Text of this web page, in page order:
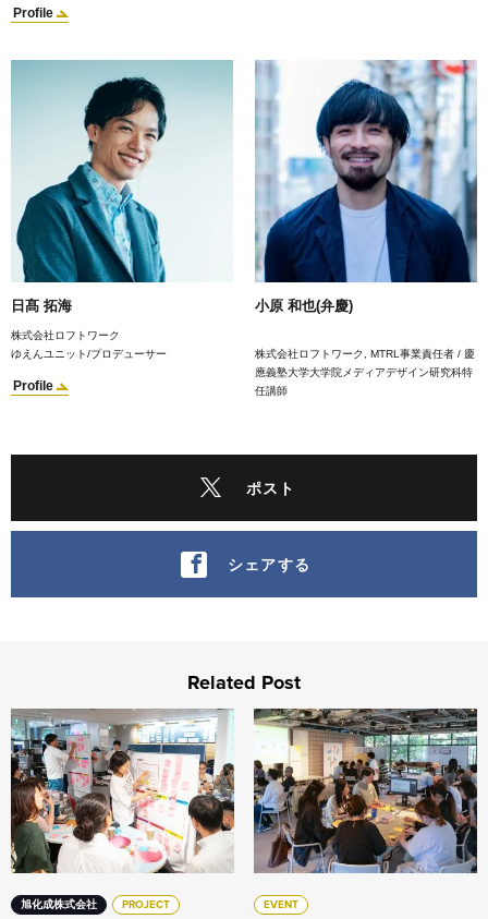
Profile
日髙 拓海
株式会社ロフトワーク
ゆえんユニット/プロデューサー
Profile
小原 和也(弁慶)
株式会社ロフトワーク, MTRL事業責任者 / 慶
應義塾大学大学院メディアデザイン研究科特
任講師
ポスト
シェアする
Related Post
旭化成株式会社 PROJECT
中小企業の加工技術×大企業の素材技術の交流で 業界課題
EVENT
Service Design Jam vol.4 他